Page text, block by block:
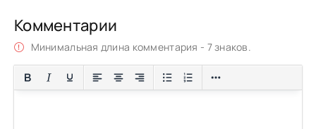
Комментарии
Минимальная длина комментария - 7 знаков.